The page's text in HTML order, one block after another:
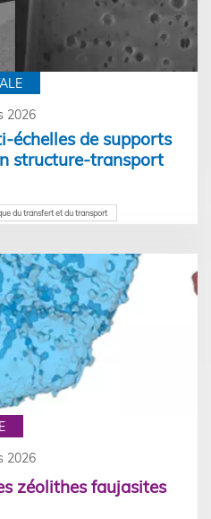
2026
échelles de supports
structure-transport
du transfert et du transport
2026
zéolithes faujasites